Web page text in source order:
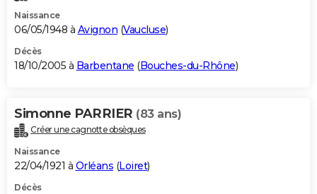
Naissance
06/05/1948 à Avignon (Vaucluse)
Décès
18/10/2005 à Barbentane (Bouches-du-Rhône)
Simonne PARRIER (83 ans)
Créer une cagnotte obsèques
Naissance
22/04/1921 à Orléans (Loiret)
Décès